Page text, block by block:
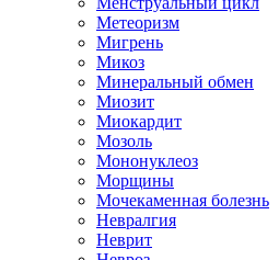
Метеоризм
Мигрень
Микоз
Минеральный обмен
Миозит
Миокардит
Мозоль
Мононуклеоз
Морщины
Мочекаменная болезнь
Невралгия
Неврит